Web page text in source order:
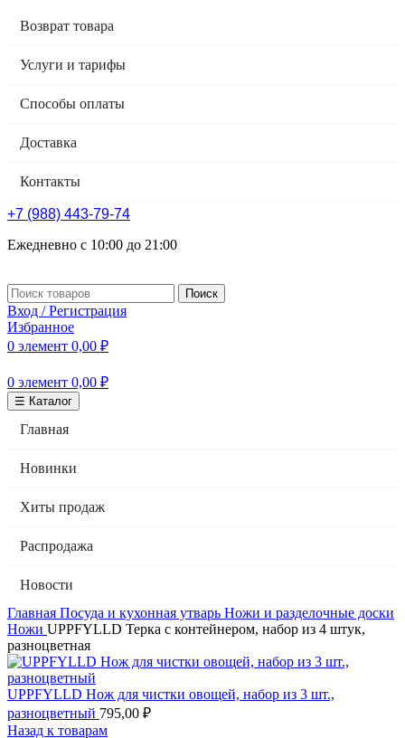
Возврат товара
Услуги и тарифы
Способы оплаты
Доставка
Контакты
+7 (988) 443-79-74
Ежедневно с 10:00 до 21:00
Поиск
Вход / Регистрация
Избранное
0 элемент 0,00 ₽
0 элемент 0,00 ₽
☰ Каталог
Главная
Новинки
Хиты продаж
Распродажа
Новости
Главная Посуда и кухонная утварь Ножи и разделочные доски
Ножи UPPFYLLD Терка с контейнером, набор из 4 штук,
разноцветная
UPPFYLLD Нож для чистки овощей, набор из 3 шт.,
разноцветный 795,00 ₽
Назад к товарам